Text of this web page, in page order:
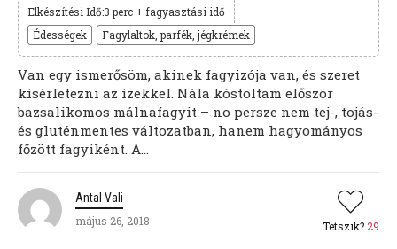
Elkészítési Idő:3 perc + fagyasztási idő
Édességek
Fagylaltok, parfék, jégkrémek
Van egy ismerősöm, akinek fagyizója van, és szeret
kísérletezni az ízekkel. Nála kóstoltam először
bazsalikomos málnafagyit – no persze nem tej-, tojás-
és gluténmentes változatban, hanem hagyományos
főzött fagyiként. A...
Antal Vali
május 26, 2018
Tetszik? 29